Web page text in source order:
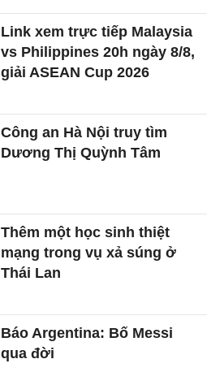
Link xem trực tiếp Malaysia
vs Philippines 20h ngày 8/8,
giải ASEAN Cup 2026
Công an Hà Nội truy tìm
Dương Thị Quỳnh Tâm
Thêm một học sinh thiệt
mạng trong vụ xả súng ở
Thái Lan
Báo Argentina: Bố Messi
qua đời